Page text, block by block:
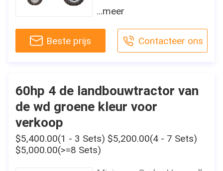
Landbouwbedrijven,
Kleinhandel
Toonzaalplaats:
Gewicht:
2880 kg
Modelnummer:
TL604
2 jaar
Zeer belangrijke
Verkopende Punten:
Hoge Productiviteit
Het Rapport van de
machinestest:
Video uitgaand-inspectie:
Verstrekt
Type:
Door wiel:
Gebruik:
Landbouwbedrijftractor
Certificaat:
Ce
Merknaam:
...meer
Beste prijs Contacteer ons
60hp 4 de landbouwtractor van
de wd groene kleur voor
verkoop
$5,400.00(1 - 3 Sets) $5,200.00(4 - 7 Sets)
$5,000.00(>=8 Sets)